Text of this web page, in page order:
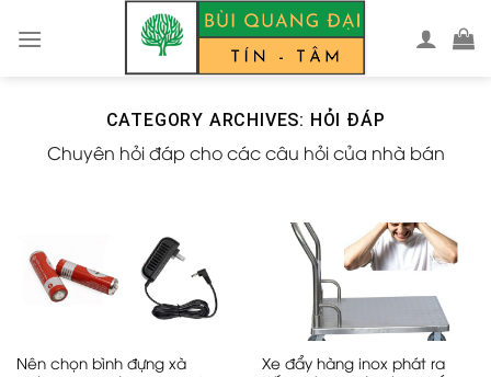
CATEGORY ARCHIVES: HỎI ĐÁP
Chuyên hỏi đáp cho các câu hỏi của nhà bán
Nên chọn bình đựng xà
Xe đẩy hàng inox phát ra